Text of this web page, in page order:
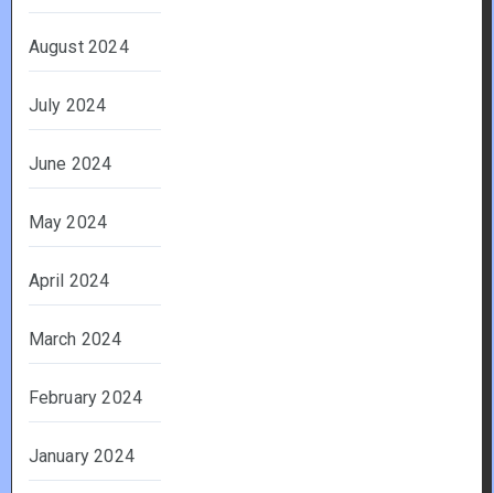
August 2024
July 2024
June 2024
May 2024
April 2024
March 2024
February 2024
January 2024